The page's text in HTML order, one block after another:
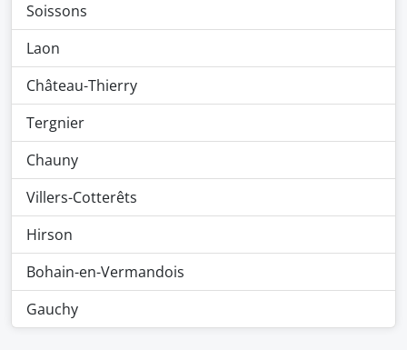
Soissons
Laon
Château-Thierry
Tergnier
Chauny
Villers-Cotterêts
Hirson
Bohain-en-Vermandois
Gauchy